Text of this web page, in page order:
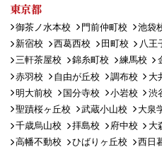
東京都
御茶ノ水本校 門前仲町校 池袋
新宿校
西葛西校 田町校 八王
三軒茶屋校
錦糸町校 練馬校
赤羽校
自由が丘校 調布校 大
明大前校
国分寺校 小岩校 渋
聖蹟桜ヶ丘校
武蔵小山校 大泉
千歳烏山校
拝島校 府中校 大
高幡不動校
ひばりヶ丘校 西日